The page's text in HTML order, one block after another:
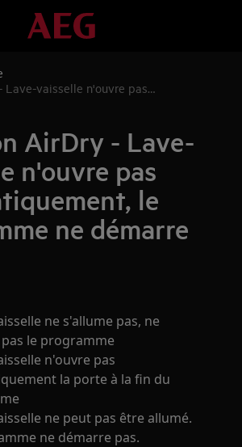
Lave-vaisselle n'ouvre pas
AirDry - Lave-
n'ouvre pas
le
ne démarre
ne s'allume pas, ne
le programme
n'ouvre pas
la porte à la fin du
ne peut pas être allumé.
ne démarre pas.